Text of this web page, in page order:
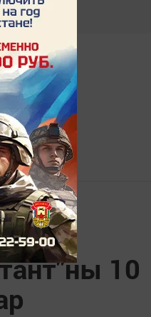
10